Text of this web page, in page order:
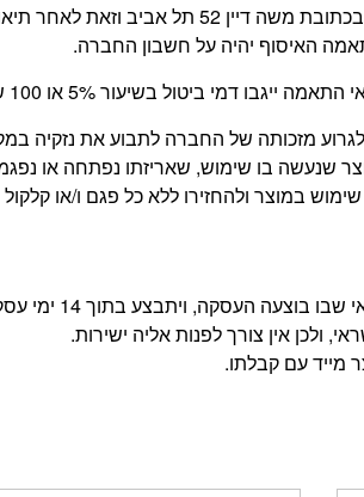
החזרת המוצר תעשה על ידי הלקוח,
האיסוף יהיה על חשבון החברה.
ביטול בשיעור 5% או 100 ש”ח לפי הנמוך.
לגרוע מזכותה של החברה לתבוע את
שנעשה בו שימוש, שאריזתו נפתחה או
במוצר ולהחזירו ללא כל פגם ו/או קלקול
ויתבצע בתוך 14 ימי עסקים מרגע החזרתו.
ולכן אין צורך לפנות אליה ישירות.
מייד עם קבלתו.